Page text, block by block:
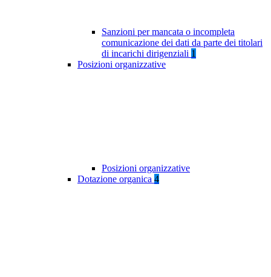
Sanzioni per mancata o incompleta
comunicazione dei dati da parte dei titolari
di incarichi dirigenziali 1
Posizioni organizzative
Posizioni organizzative
Dotazione organica 4